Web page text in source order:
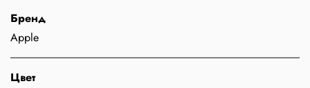
Бренд
Apple
Цвет